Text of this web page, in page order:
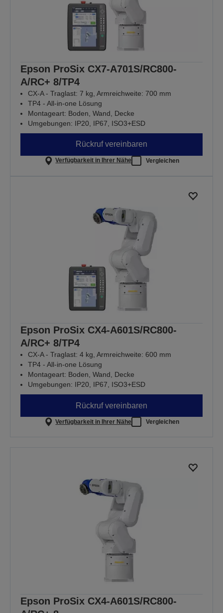
Epson ProSix CX7-A701S/RC800-
A/RC+ 8/TP4
CX-A - Traglast: 7 kg, Armreichweite: 700 mm
TP4 - All-in-one Lösung
Montageart: Boden, Wand, Decke
Umgebungen: IP20, IP67, ISO3+ESD
Rückruf vereinbaren
Verfügbarkeit in Ihrer Nähe Vergleichen
Epson ProSix CX4-A601S/RC800-
A/RC+ 8/TP4
CX-A - Traglast: 4 kg, Armreichweite: 600 mm
TP4 - All-in-one Lösung
Montageart: Boden, Wand, Decke
Umgebungen: IP20, IP67, ISO3+ESD
Rückruf vereinbaren
Verfügbarkeit in Ihrer Nähe Vergleichen
Epson ProSix CX4-A601S/RC800-